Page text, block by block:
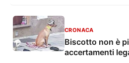
CRONACA
Biscotto non è
accertamenti